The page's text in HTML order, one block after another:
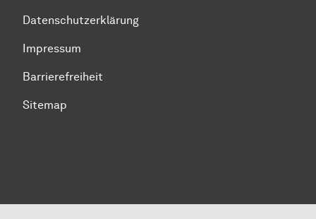
Datenschutzerklärung
Impressum
Barrierefreiheit
Sitemap